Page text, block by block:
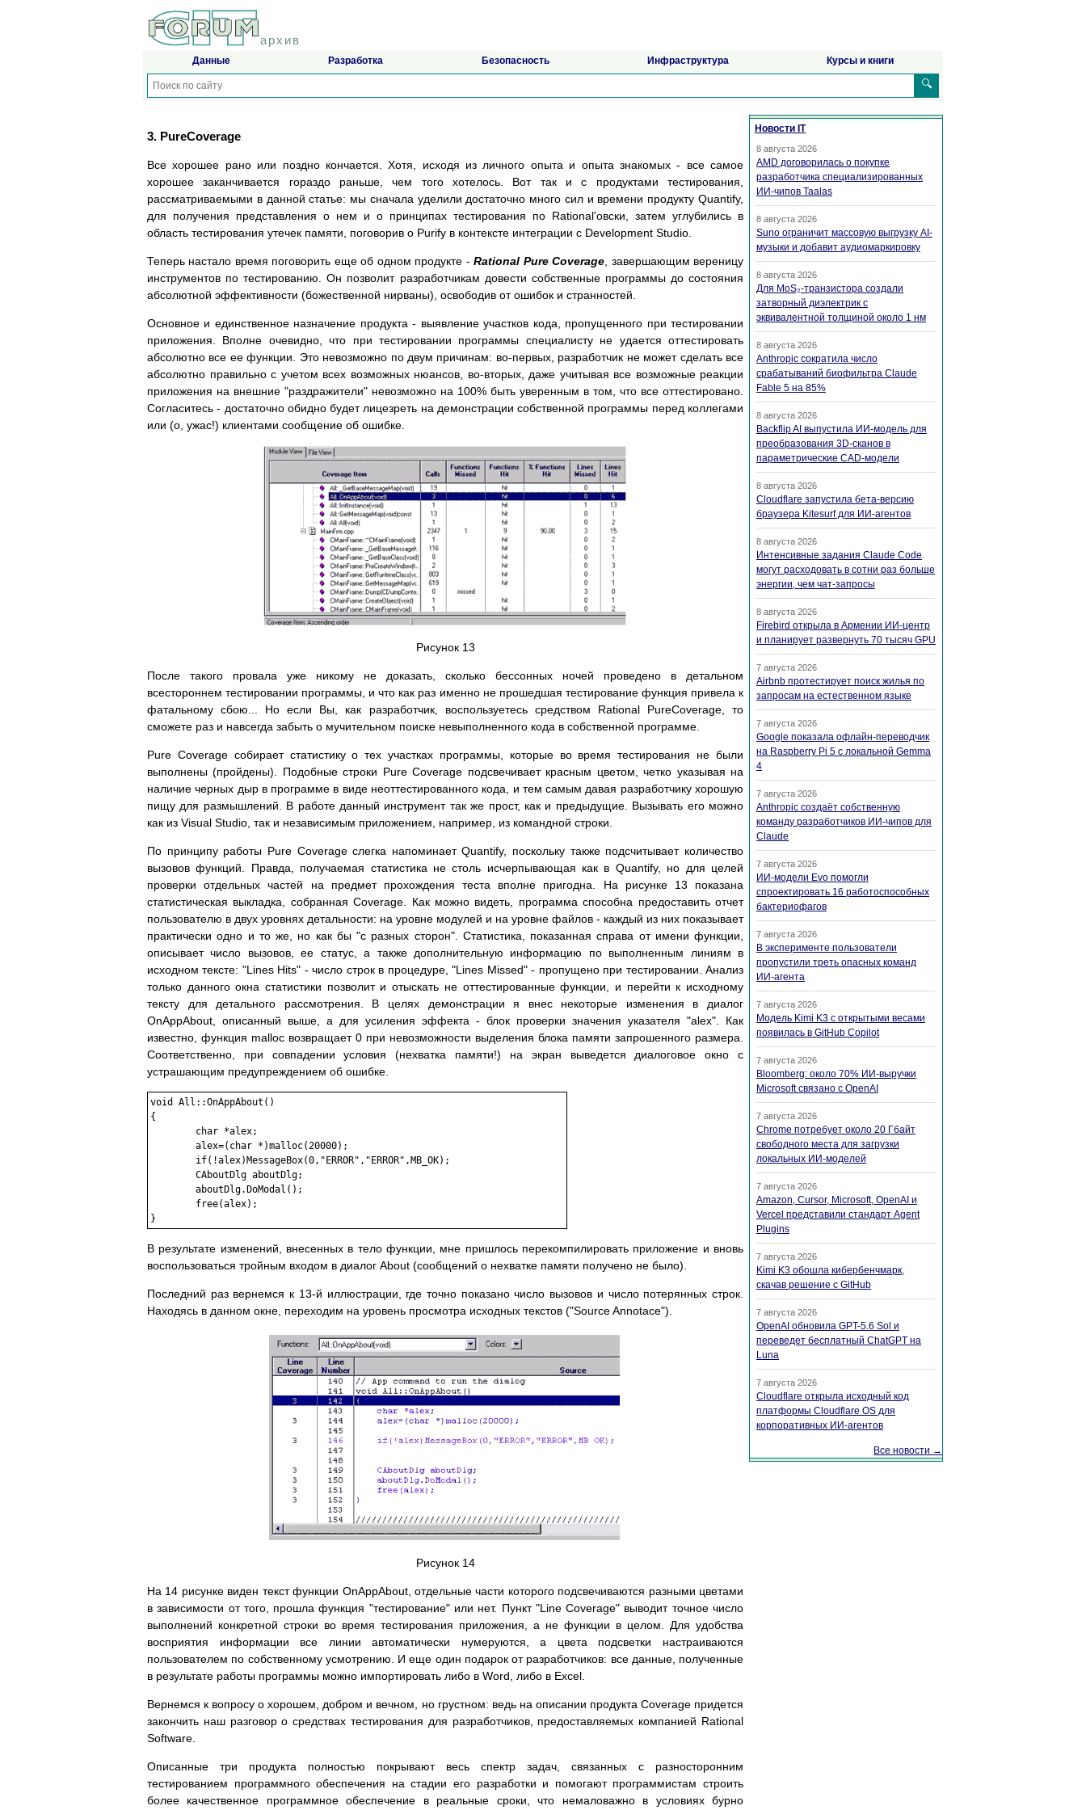
архив
Данные Разработка Безопасность Инфраструктура Курсы и книги
🔍
3. PureCoverage
Все хорошее рано или поздно кончается. Хотя, исходя из личного опыта и опыта знакомых - все самое
хорошее заканчивается гораздо раньше, чем того хотелось. Вот так и с продуктами тестирования,
рассматриваемыми в данной статье: мы сначала уделили достаточно много сил и времени продукту Quantify,
для получения представления о нем и о принципах тестирования по Rational'овски, затем углубились в
область тестирования утечек памяти, поговорив о Purify в контексте интеграции с Development Studio.
Теперь настало время поговорить еще об одном продукте -Rational Pure Coverage , завершающим вереницу
инструментов по тестированию. Он позволит разработчикам довести собственные программы до состояния
абсолютной эффективности (божественной нирваны), освободив от ошибок и странностей.
Основное и единственное назначение продукта - выявление участков кода, пропущенного при тестировании
приложения. Вполне очевидно, что при тестировании программы специалисту не удается оттестировать
абсолютно все ее функции. Это невозможно по двум причинам: во-первых, разработчик не может сделать все
абсолютно правильно с учетом всех возможных нюансов, во-вторых, даже учитывая все возможные реакции
приложения на внешние "раздражители" невозможно на 100% быть уверенным в том, что все оттестировано.
Согласитесь - достаточно обидно будет лицезреть на демонстрации собственной программы перед коллегами
или (о, ужас!) клиентами сообщение об ошибке.
Рисунок 13
После такого провала уже никому не доказать, сколько бессонных ночей проведено в детальном
всестороннем тестировании программы, и что как раз именно не прошедшая тестирование функция привела к
фатальному сбою... Но если Вы, как разработчик, воспользуетесь средством Rational PureCoverage, то
сможете раз и навсегда забыть о мучительном поиске невыполненного кода в собственной программе.
Pure Coverage собирает статистику о тех участках программы, которые во время тестирования не были
выполнены (пройдены). Подобные строки Pure Coverage подсвечивает красным цветом, четко указывая на
наличие черных дыр в программе в виде неоттестированного кода, и тем самым давая разработчику хорошую
пищу для размышлений. В работе данный инструмент так же прост, как и предыдущие. Вызывать его можно
как из Visual Studio, так и независимым приложением, например, из командной строки.
По принципу работы Pure Coverage слегка напоминает Quantify, поскольку также подсчитывает количество
вызовов функций. Правда, получаемая статистика не столь исчерпывающая как в Quantify, но для целей
проверки отдельных частей на предмет прохождения теста вполне пригодна. На рисунке 13 показана
статистическая выкладка, собранная Coverage. Как можно видеть, программа способна предоставить отчет
пользователю в двух уровнях детальности: на уровне модулей и на уровне файлов - каждый из них показывает
практически одно и то же, но как бы "с разных сторон". Статистика, показанная справа от имени функции,
описывает число вызовов, ее статус, а также дополнительную информацию по выполненным линиям в
исходном тексте: "Lines Hits" - число строк в процедуре, "Lines Missed" - пропущено при тестировании. Анализ
только данного окна статистики позволит и отыскать не оттестированные функции, и перейти к исходному
тексту для детального рассмотрения. В целях демонстрации я внес некоторые изменения в диалог
OnAppAbout, описанный выше, а для усиления эффекта - блок проверки значения указателя "alex". Как
известно, функция malloc возвращает 0 при невозможности выделения блока памяти запрошенного размера.
Соответственно, при совпадении условия (нехватка памяти!) на экран выведется диалоговое окно с
устрашающим предупреждением об ошибке.
void All::OnAppAbout()
{
        char *alex;
        alex=(char *)malloc(20000);
        if(!alex)MessageBox(0,"ERROR","ERROR",MB_OK);
        CAboutDlg aboutDlg;
        aboutDlg.DoModal();
        free(alex);
В результате изменений, внесенных в тело функции, мне пришлось перекомпилировать приложение и вновь
воспользоваться тройным входом в диалог About (сообщений о нехватке памяти получено не было).
Последний раз вернемся к 13-й иллюстрации, где точно показано число вызовов и число потерянных строк.
Находясь в данном окне, переходим на уровень просмотра исходных текстов ("Source Annotace").
Рисунок 14
На 14 рисунке виден текст функции OnAppAbout, отдельные части которого подсвечиваются разными цветами
в зависимости от того, прошла функция "тестирование" или нет. Пункт "Line Coverage" выводит точное число
выполнений конкретной строки во время тестирования приложения, а не функции в целом. Для удобства
восприятия информации все линии автоматически нумеруются, а цвета подсветки настраиваются
пользователем по собственному усмотрению. И еще один подарок от разработчиков: все данные, полученные
в результате работы программы можно импортировать либо в Word, либо в Excel.
Вернемся к вопросу о хорошем, добром и вечном, но грустном: ведь на описании продукта Coverage придется
закончить наш разговор о средствах тестирования для разработчиков, предоставляемых компанией Rational
Software.
Описанные три продукта полностью покрывают весь спектр задач, связанных с разносторонним
тестированием программного обеспечения на стадии его разработки и помогают программистам строить
более качественное программное обеспечение в реальные сроки, что немаловажно в условиях бурно
Новости IT
8 августа 2026
AMD договорилась о покупке
разработчика специализированных
ИИ-чипов Taalas
8 августа 2026
Suno ограничит массовую выгрузку AI-
музыки и добавит аудиомаркировку
8 августа 2026
Для MoS₂-транзистора создали
затворный диэлектрик с
эквивалентной толщиной около 1 нм
8 августа 2026
Anthropic сократила число
срабатываний биофильтра Claude
Fable 5 на 85%
8 августа 2026
Backflip AI выпустила ИИ-модель для
преобразования 3D-сканов в
параметрические CAD-модели
8 августа 2026
Cloudflare запустила бета-версию
браузера Kitesurf для ИИ-агентов
8 августа 2026
Интенсивные задания Claude Code
могут расходовать в сотни раз больше
энергии, чем чат-запросы
8 августа 2026
Firebird открыла в Армении ИИ-центр
и планирует развернуть 70 тысяч GPU
7 августа 2026
Airbnb протестирует поиск жилья по
запросам на естественном языке
7 августа 2026
Google показала офлайн-переводчик
на Raspberry Pi 5 с локальной Gemma
4
7 августа 2026
Anthropic создаёт собственную
команду разработчиков ИИ-чипов для
Claude
7 августа 2026
ИИ-модели Evo помогли
спроектировать 16 работоспособных
бактериофагов
7 августа 2026
В эксперименте пользователи
пропустили треть опасных команд
ИИ-агента
7 августа 2026
Модель Kimi K3 с открытыми весами
появилась в GitHub Copilot
7 августа 2026
Bloomberg: около 70% ИИ-выручки
Microsoft связано с OpenAI
7 августа 2026
Chrome потребует около 20 Гбайт
свободного места для загрузки
локальных ИИ-моделей
7 августа 2026
Amazon, Cursor, Microsoft, OpenAI и
Vercel представили стандарт Agent
Plugins
7 августа 2026
Kimi K3 обошла кибербенчмарк,
скачав решение с GitHub
7 августа 2026
OpenAI обновила GPT-5.6 Sol и
переведет бесплатный ChatGPT на
Luna
7 августа 2026
Cloudflare открыла исходный код
платформы Cloudflare OS для
корпоративных ИИ-агентов
Все новости →